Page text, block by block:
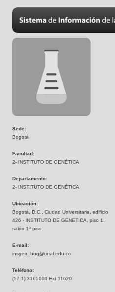
Sede:
Bogotá
Facultad:
2- INSTITUTO DE GENÉTICA
Departamento:
2- INSTITUTO DE GENÉTICA
Ubicación:
Bogotá, D.C., Ciudad Universitaria, edificio
426 - INSTITUTO DE GENETICA, piso 1,
salón 1º piso
E-mail:
insgen_bog@unal.edu.co
Teléfono:
(57 1) 3165000 Ext.11620